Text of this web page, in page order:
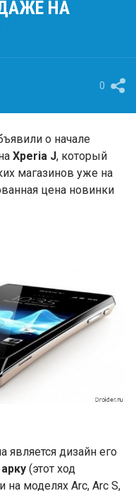
НА
0
о начале
Xperia J, который
магазинов уже на
цена новинки
является дизайн его
(этот ход
моделях Arc, Arc S,